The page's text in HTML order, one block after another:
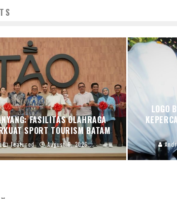
FASILITAS OLAHRAGA
SPORT TOURISM BATAM
Featured August 6, 2026
LOGO